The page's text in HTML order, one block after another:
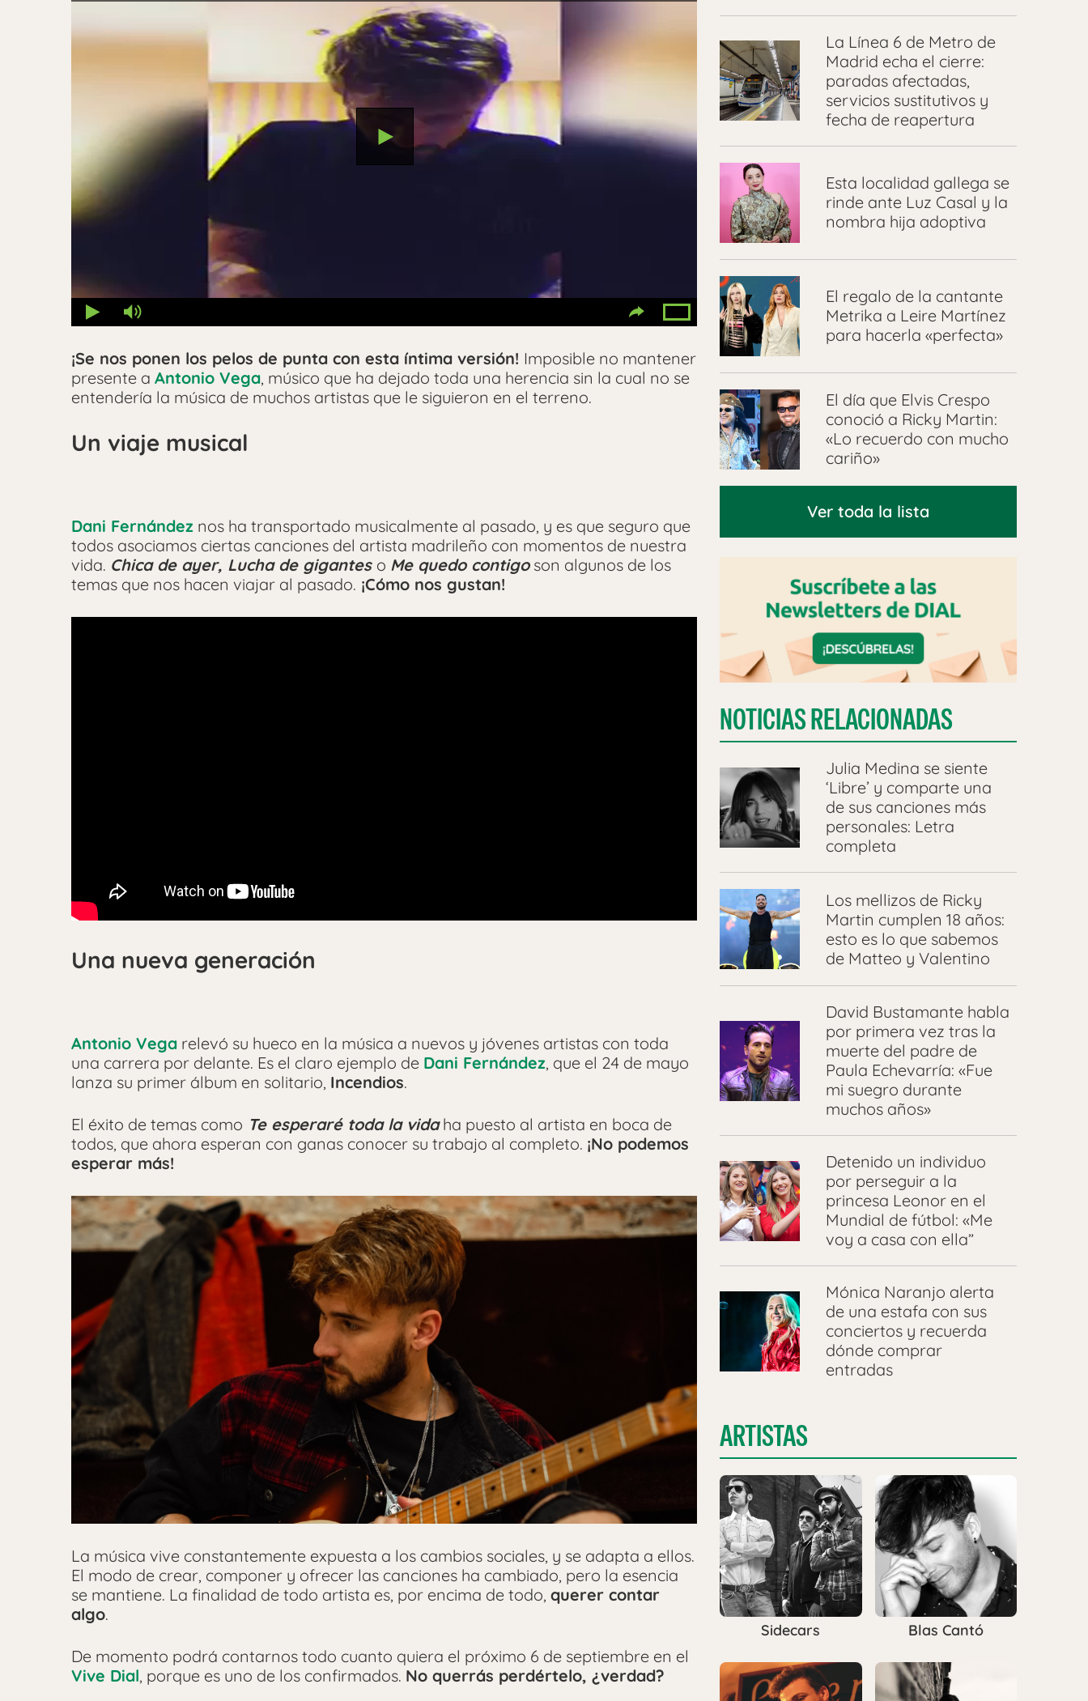
¡Se nos ponen los pelos de punta con esta íntima versión! Imposible no mantener
presente a Antonio Vega, músico que ha dejado toda una herencia sin la cual no se
entendería la música de muchos artistas que le siguieron en el terreno.
Un viaje musical
Dani Fernández nos ha transportado musicalmente al pasado, y es que seguro que
todos asociamos ciertas canciones del artista madrileño con momentos de nuestra
vida. Chica de ayer, Lucha de gigantes o Me quedo contigoson algunos de los
temas que nos hacen viajar al pasado. ¡Cómo nos gustan!
Una nueva generación
Antonio Vega relevó su hueco en la música a nuevos y jóvenes artistas con toda
una carrera por delante. Es el claro ejemplo de Dani Fernández, que el 24 de mayo
lanza su primer álbum en solitario, Incendios.
El éxito de temas como Te esperaré toda la vidaha puesto al artista en boca de
todos, que ahora esperan con ganas conocer su trabajo al completo. ¡No podemos
esperar más!
La música vive constantemente expuesta a los cambios sociales, y se adapta a ellos.
El modo de crear, componer y ofrecer las canciones ha cambiado, pero la esencia
se mantiene. La finalidad de todo artista es, por encima de todo, querer contar
algo.
De momento podrá contarnos todo cuanto quiera el próximo 6 de septiembre en el
Vive Dial, porque es uno de los confirmados. No querrás perdértelo, ¿verdad?
La Línea 6 de Metro de
Madrid echa el cierre:
paradas afectadas,
servicios sustitutivos y
fecha de reapertura
Esta localidad gallega se
rinde ante Luz Casal y la
nombra hija adoptiva
El regalo de la cantante
Metrika a Leire Martínez
para hacerla «perfecta»
El día que Elvis Crespo
conoció a Ricky Martin:
«Lo recuerdo con mucho
cariño»
Ver toda la lista
NOTICIAS RELACIONADAS
Julia Medina se siente
‘Libre’ y comparte una
de sus canciones más
personales: Letra
completa
Los mellizos de Ricky
Martin cumplen 18 años:
esto es lo que sabemos
de Matteo y Valentino
David Bustamante habla
por primera vez tras la
muerte del padre de
Paula Echevarría: «Fue
mi suegro durante
muchos años»
Detenido un individuo
por perseguir a la
princesa Leonor en el
Mundial de fútbol: «Me
voy a casa con ella”
Mónica Naranjo alerta
de una estafa con sus
conciertos y recuerda
dónde comprar
entradas
ARTISTAS
Sidecars Blas Cantó